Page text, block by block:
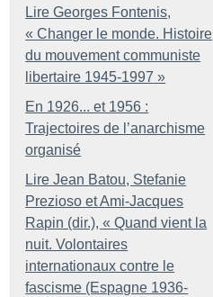
Lire Georges Fontenis,
« Changer le monde. Histoire
du mouvement communiste
libertaire 1945-1997 »
En 1926... et 1956 :
Trajectoires de l’anarchisme
organisé
Lire Jean Batou, Stefanie
Prezioso et Ami-Jacques
Rapin (dir.), « Quand vient la
nuit. Volontaires
internationaux contre le
fascisme (Espagne 1936-